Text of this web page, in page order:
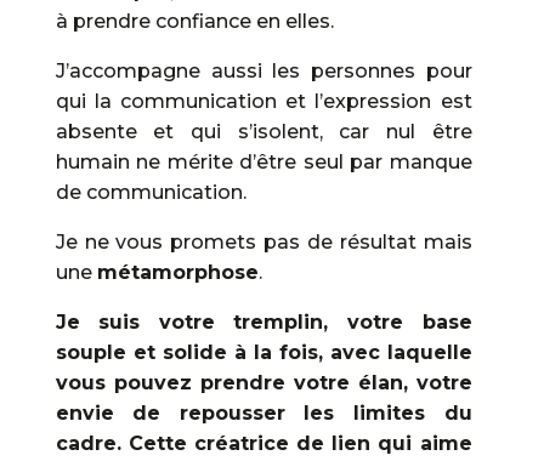
à prendre confiance en elles.
J’accompagne aussi les personnes pour
qui la communication et l’expression est
absente et qui s’isolent, car nul être
humain ne mérite d’être seul par manque
de communication.
Je ne vous promets pas de résultat mais
une métamorphose.
Je suis votre tremplin, votre base
souple et solide à la fois, avec laquelle
vous pouvez prendre votre élan, votre
envie de repousser les limites du
cadre. Cette créatrice de lien qui aime